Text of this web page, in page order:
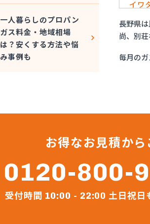
イワ
イワ
エ
ガス
グリ
サン
サ
サン
安藤
伊
伊丹
長野県
尚、別
毎月の
一人暮らしのプロパン
ガス料金・地域相場
は？安くする方法や悩
み事例も
お得なお見積から
0120-800-
受付時間 10:00 - 22:00 土日祝日